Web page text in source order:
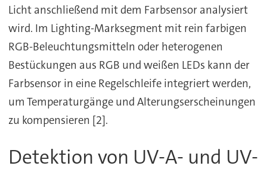
Licht anschließend mit dem Farbsensor analysiert
wird. Im Lighting-Marksegment mit rein farbigen
RGB-Beleuchtungsmitteln oder heterogenen
Bestückungen aus RGB und weißen LEDs kann der
Farbsensor in eine Regelschleife integriert werden,
um Temperaturgänge und Alterungserscheinungen
zu kompensieren [2].
Detektion von UV-A- und UV-